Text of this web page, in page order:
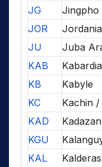
JG
Jingpho
JOR
JU
Juba
KAB
KB
Kabyle
KC
Kachin
KAD
Kadazan
KGU
KAL